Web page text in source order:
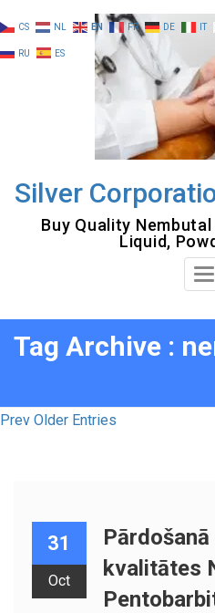
to
content
Silver
Buy Quality
Liquid,
Tag Archive :
Prev Older Entries
31
Oct
kvalitātes
CS NL EN FR DE IT
RU ES